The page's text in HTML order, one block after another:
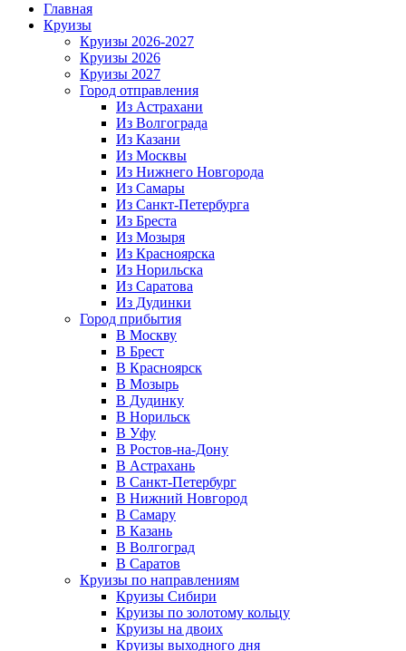
Главная
Круизы
Круизы 2026-2027
Круизы 2026
Круизы 2027
Город отправления
Из Астрахани
Из Волгограда
Из Казани
Из Москвы
Из Нижнего Новгорода
Из Самары
Из Санкт-Петербурга
Из Бреста
Из Мозыря
Из Красноярска
Из Норильска
Из Саратова
Из Дудинки
Город прибытия
В Москву
В Брест
В Красноярск
В Мозырь
В Дудинку
В Норильск
В Уфу
В Ростов-на-Дону
В Астрахань
В Санкт-Петербург
В Нижний Новгород
В Самару
В Казань
В Волгоград
В Саратов
Круизы по направлениям
Круизы Сибири
Круизы по золотому кольцу
Круизы на двоих
Круизы выходного дня